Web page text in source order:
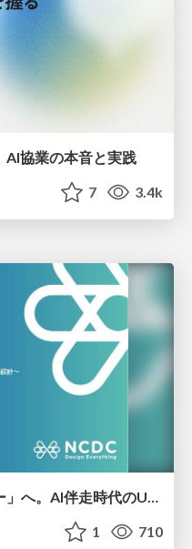
AI協業の本音と実践
7 3.4k
1 710